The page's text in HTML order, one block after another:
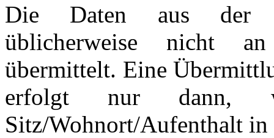
Die Daten aus der
üblicherweise nicht
übermittelt. Eine
erfolgt nur dann,
Sitz/Wohnort/Aufenthalt